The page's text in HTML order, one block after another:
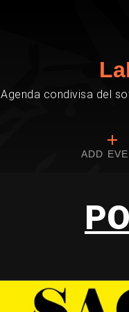
Agenda condivisa del
ADD